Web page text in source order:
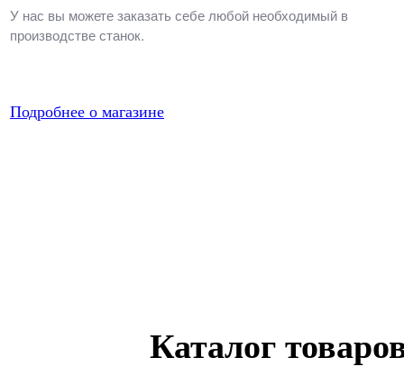
У нас вы можете заказать себе любой необходимый в
производстве станок.
Подробнее о магазине
Каталог